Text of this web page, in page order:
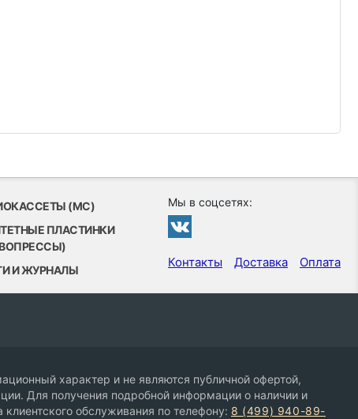
(MC)
ПЛАСТИНКИ
И ЖУРНАЛЫ
Мы в соцсетях:
Контакты Доставка Оплата
характер и не являются публичной офертой,
Для получения подробной информации о наличии и
обслуживания по телефону: 8 (499) 940-89-